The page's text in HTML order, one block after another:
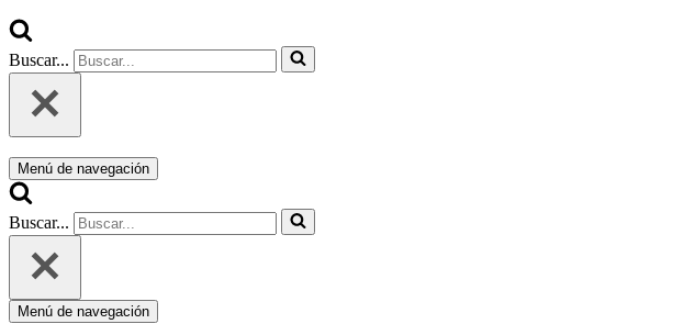
Buscar...
Menú de navegación
Buscar...
Menú de navegación